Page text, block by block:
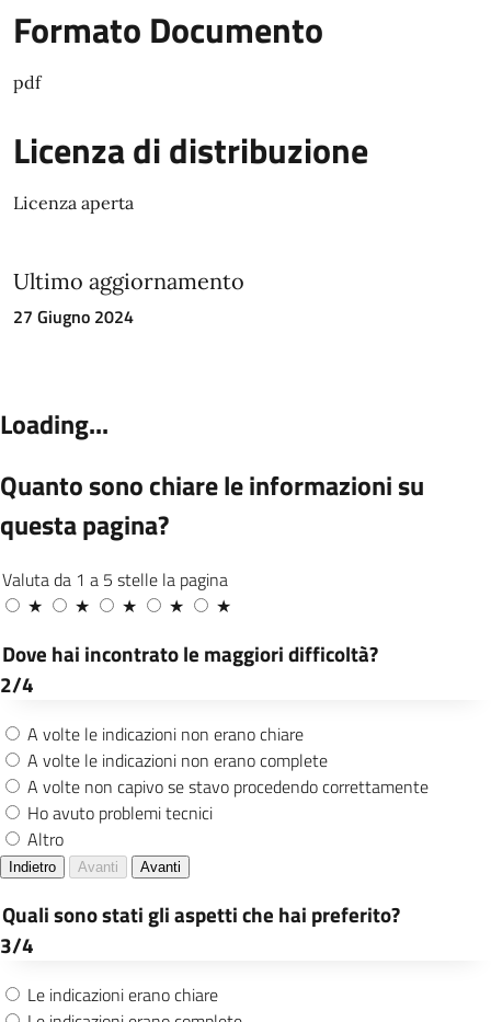
Formato Documento
pdf
Licenza di distribuzione
Licenza aperta
Ultimo aggiornamento
27 Giugno 2024